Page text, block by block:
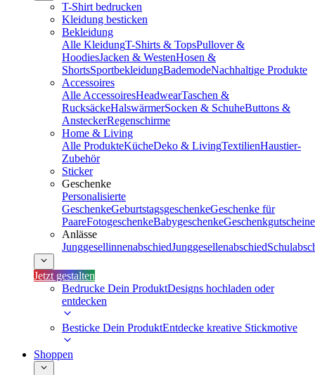
T-Shirt bedrucken
Kleidung besticken
Bekleidung
Alle KleidungT-Shirts & TopsPullover &
HoodiesJacken & WestenHosen &
ShortsSportbekleidungBademodeNachhaltige Produkte
Accessoires
Alle AccessoiresHeadwearTaschen &
RucksäckeHalswärmerSocken & SchuheButtons &
AnsteckerRegenschirme
Home & Living
Alle ProdukteKücheDeko & LivingTextilienHaustier-
Zubehör
Sticker
Geschenke
Personalisierte
GeschenkeGeburtstagsgeschenkeGeschenke für
PaareFotogeschenkeBabygeschenkeGeschenkgutscheine
Anlässe
JunggesellinnenabschiedJunggesellenabschied
Jetzt gestalten
Bedrucke Dein ProduktDesigns hochladen oder
entdecken
Besticke Dein ProduktEntdecke kreative Stickmotive
Shoppen